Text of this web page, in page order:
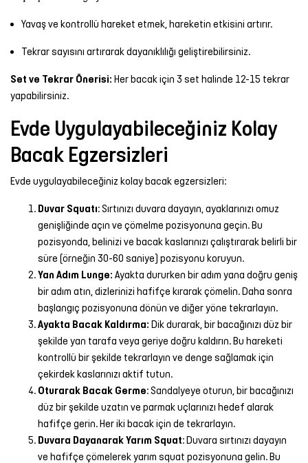
Yavaş ve kontrollü hareket etmek, hareketin etkisini artırır.
Tekrar sayısını artırarak dayanıklılığı geliştirebilirsiniz.
Set ve Tekrar Önerisi: Her bacak için 3 set halinde 12-15 tekrar
yapabilirsiniz.
Evde Uygulayabileceğiniz Kolay
Bacak Egzersizleri
Evde uygulayabileceğiniz kolay bacak egzersizleri:
Duvar Squatı: Sırtınızı duvara dayayın, ayaklarınızı omuz
genişliğinde açın ve çömelme pozisyonuna geçin. Bu
pozisyonda, belinizi ve bacak kaslarınızı çalıştırarak belirli bir
süre (örneğin 30-60 saniye) pozisyonu koruyun.
Yan Adım Lunge: Ayakta dururken bir adım yana doğru geniş
bir adım atın, dizlerinizi hafifçe kırarak çömelin. Daha sonra
başlangıç pozisyonuna dönün ve diğer yöne tekrarlayın.
Ayakta Bacak Kaldırma: Dik durarak, bir bacağınızı düz bir
şekilde yan tarafa veya geriye doğru kaldırın. Bu hareketi
kontrollü bir şekilde tekrarlayın ve denge sağlamak için
çekirdek kaslarınızı aktif tutun.
Oturarak Bacak Germe: Sandalyeye oturun, bir bacağınızı
düz bir şekilde uzatın ve parmak uçlarınızı hedef alarak
hafifçe gerin. Her iki bacak için de tekrarlayın.
Duvara Dayanarak Yarım Squat: Duvara sırtınızı dayayın
ve hafifçe çömelerek yarım squat pozisyonuna gelin. Bu